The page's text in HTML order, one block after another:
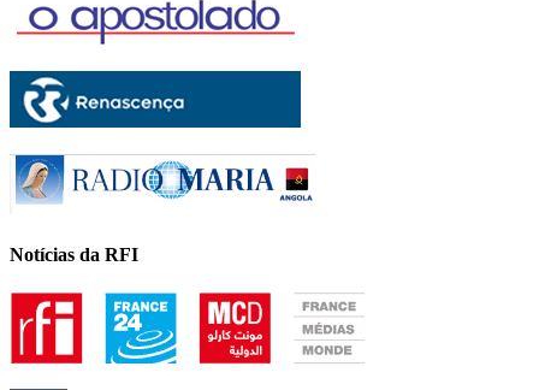
Notícias da RFI